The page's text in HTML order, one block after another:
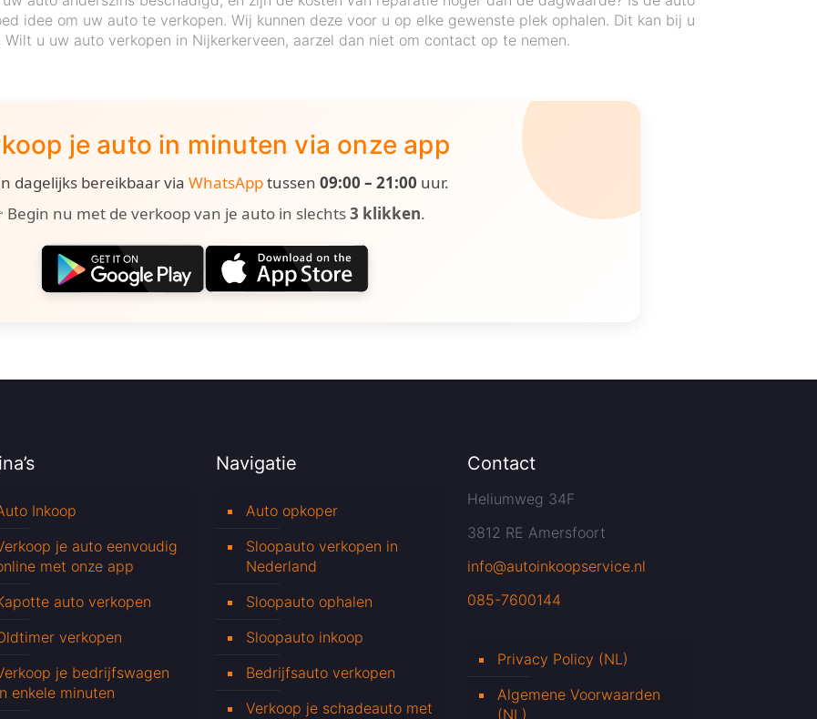
idee om uw auto te verkopen. Wij kunnen deze voor u op elke gewenste plek ophalen. Dit kan bij u
u uw auto verkopen in Nijkerkerveen, aarzel dan niet om contact op te nemen.
je auto in minuten via onze app
dagelijks bereikbaar via WhatsApptussen 09:00 – 21:00 uur.
Begin nu met de verkoop van je auto in slechts3 klikken.
Inkoop
je auto eenvoudig
met onze app
auto verkopen
verkopen
je bedrijfswagen
enkele minuten
Navigatie
Auto opkoper
Sloopauto verkopen in
Nederland
Sloopauto ophalen
Sloopauto inkoop
Bedrijfsauto verkopen
Verkoop je schadeauto met
Contact
Heliumweg 34F
3812 RE Amersfoort
info@autoinkoopservice.nl
085-7600144
Privacy Policy (NL)
Algemene Voorwaarden
(NL)